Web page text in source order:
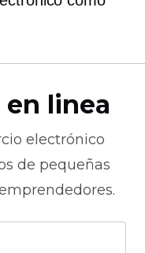
linea
electrónico
de pequeñas